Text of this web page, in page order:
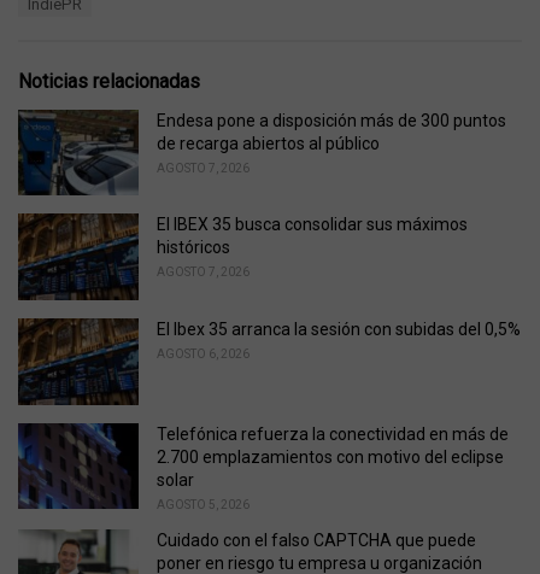
o
r
i
e
s
:
IndiePR
Noticias relacionadas
Endesa pone a disposición más de 300 puntos
de recarga abiertos al público
AGOSTO 7, 2026
El IBEX 35 busca consolidar sus máximos
históricos
AGOSTO 7, 2026
El Ibex 35 arranca la sesión con subidas del 0,5%
AGOSTO 6, 2026
Telefónica refuerza la conectividad en más de
2.700 emplazamientos con motivo del eclipse
solar
AGOSTO 5, 2026
Cuidado con el falso CAPTCHA que puede
poner en riesgo tu empresa u organización